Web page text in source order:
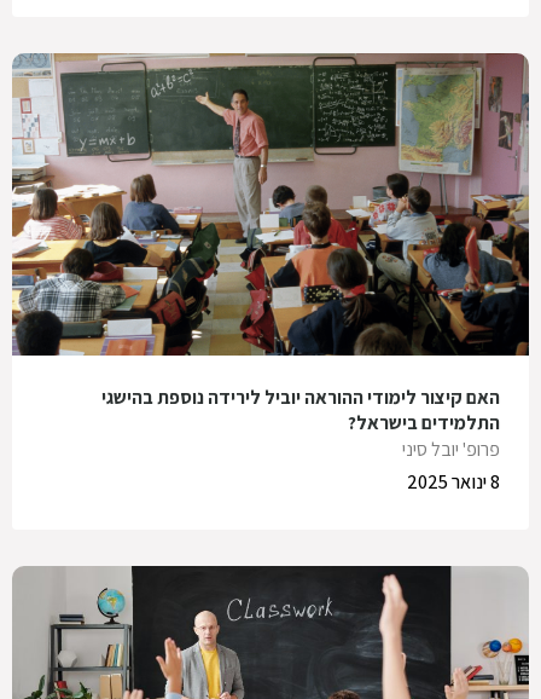
האם קיצור לימודי ההוראה יוביל לירידה נוספת בהישגי
התלמידים בישראל?
פרופ' יובל סיני
8 ינואר 2025